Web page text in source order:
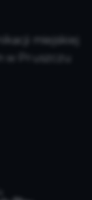
miejskiej
w Pruszczu